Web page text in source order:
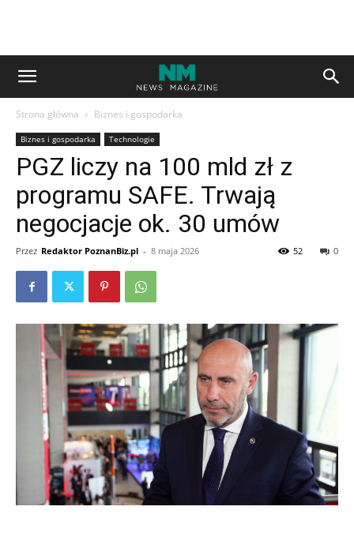
Strona główna Biznes i gospodarka
Biznes i gospodarka Technologie
PGZ liczy na 100 mld zł z
programu SAFE. Trwają
negocjacje ok. 30 umów
Przez Redaktor PoznanBiz.pl - 8 maja 2026 0
52